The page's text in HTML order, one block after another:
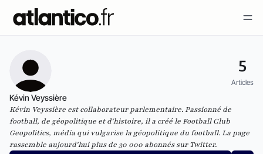
5
Articles
Kévin Veyssière
Kévin Veyssière est collaborateur parlementaire. Passionné de
football, de géopolitique et d'histoire, il a créé le Football Club
Geopolitics, média qui vulgarise la géopolitique du football. La page
rassemble aujourd'hui plus de 30 000 abonnés sur Twitter.